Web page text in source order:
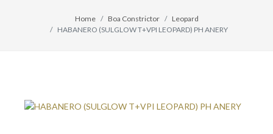
Home Boa Constrictor
Leopard
HABANERO (SULGLOW T+VPI LEOPARD) PH ANERY